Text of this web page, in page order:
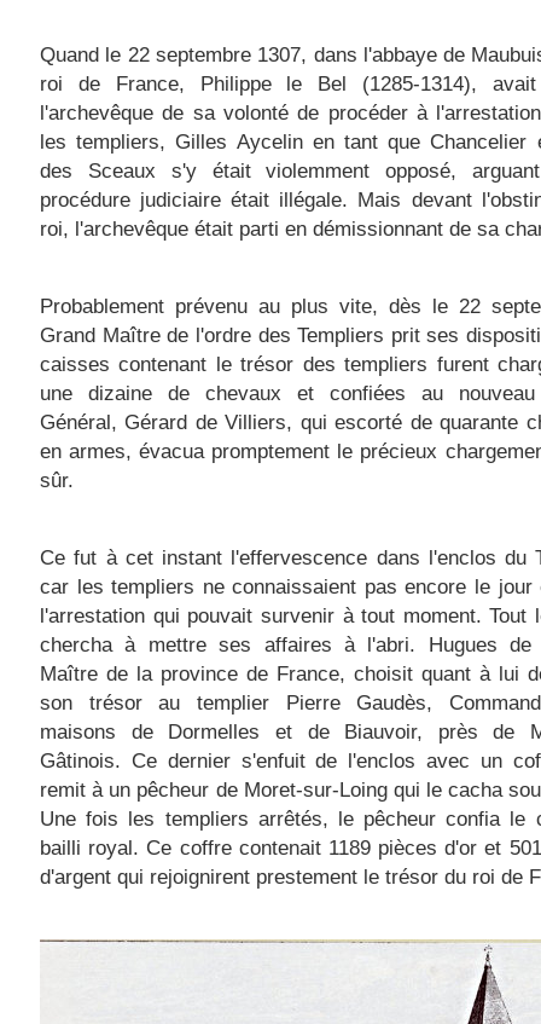
Quand le 22 septembre 1307, dans l'abbaye de
roi de France, Philippe le Bel (1285-1314), avait
l'archevêque de sa volonté de procéder à
les templiers, Gilles Aycelin en tant que Chancelier
des Sceaux s'y était violemment opposé,
procédure judiciaire était illégale. Mais devant
roi, l'archevêque était parti en démissionnant de sa
Probablement prévenu au plus vite, dès le 22
Grand Maître de l'ordre des Templiers prit ses
caisses contenant le trésor des templiers furent
une dizaine de chevaux et confiées au nouveau
Général, Gérard de Villiers, qui escorté de quarante
en armes, évacua promptement le précieux
sûr.
Ce fut à cet instant l'effervescence dans l'enclos du
car les templiers ne connaissaient pas encore le jour
l'arrestation qui pouvait survenir à tout moment. Tout
chercha à mettre ses affaires à l'abri. Hugues de
Maître de la province de France, choisit quant à lui
son trésor au templier Pierre Gaudès,
maisons de Dormelles et de Biauvoir, près de
Gâtinois. Ce dernier s'enfuit de l'enclos avec un
remit à un pêcheur de Moret-sur-Loing qui le cacha
Une fois les templiers arrêtés, le pêcheur confia le
bailli royal. Ce coffre contenait 1189 pièces d'or et
d'argent qui rejoignirent prestement le trésor du roi de